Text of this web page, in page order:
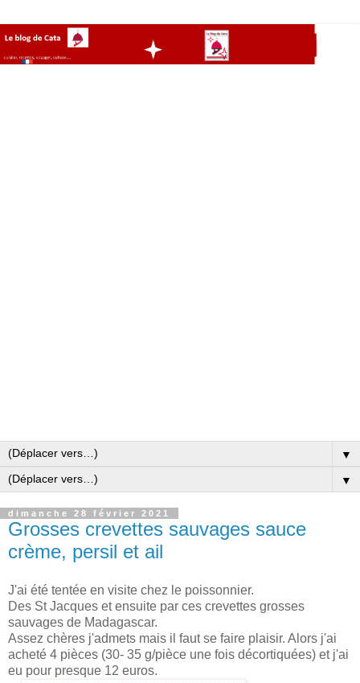
▼
▼
dimanche 28 février 2021
Grosses crevettes sauvages sauce
crème, persil et ail
J'ai été tentée en visite chez le poissonnier.
Des St Jacques et ensuite par ces crevettes grosses
sauvages de Madagascar.
Assez chères j'admets mais il faut se faire plaisir. Alors j'ai
acheté 4 pièces (30- 35 g/pièce une fois décortiquées) et j'ai
eu pour presque 12 euros.